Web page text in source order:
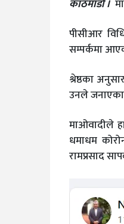
काठमाडौं ।
पीसीआर
सम्पर्कमा
श्रेष्ठका
उनले
माओवादीले
धमाधम
रामप्रसाद